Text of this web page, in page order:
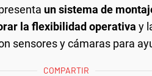
un sistema de
la flexibilidad operativa y
sensores y cámaras para
COMPARTIR